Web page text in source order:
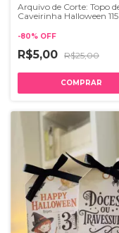
Arquivo de Corte: Topo
Caveirinha Halloween 115
-80% OFF
R$5,00 R$25,00